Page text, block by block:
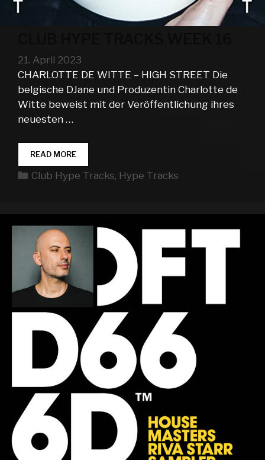
21. April 2023
CHARLOTTE DE WITTE – HIGH STREET Die
belgische DJane und Produzentin Charlotte de
Witte beweist mit der Veröffentlichung ihres
neuesten …
READ MORECLUB
HYPE
TRACKS
Kategorien
Club Hype Tracks, Hype Tracks